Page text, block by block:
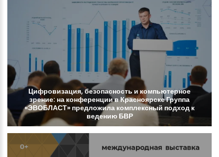
Цифровизация, безопасность и компьютерное
зрение: на конференциивКрасноярскеГруппа
«ЭВОБЛАСТ» предложила комплексный подход к
ведению БВР